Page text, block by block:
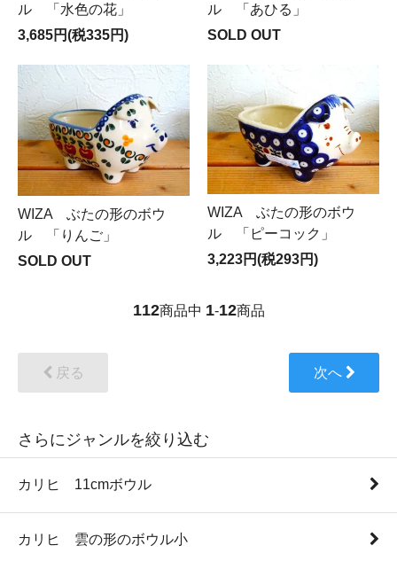
ル 「水色の花」
3,685円(税335円)
ル 「あひる」
SOLD OUT
WIZA ぶたの形のボウ
ル 「りんご」
SOLD OUT
WIZA ぶたの形のボウ
ル 「ピーコック」
3,223円(税293円)
112商品中 1-12商品
戻る 次へ
さらにジャンルを絞り込む
カリヒ 11cmボウル
カリヒ 雲の形のボウル小